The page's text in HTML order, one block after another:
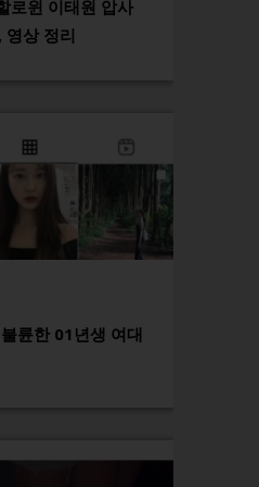
로윈 이태원 압사
영상 정리
륜한 01년생 여대